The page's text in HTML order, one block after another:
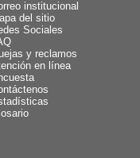
institucional
del sitio
Sociales
y reclamos
en línea